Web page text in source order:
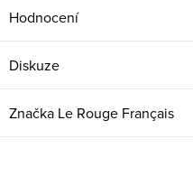
Hodnocení
Diskuze
Značka Le Rouge Français